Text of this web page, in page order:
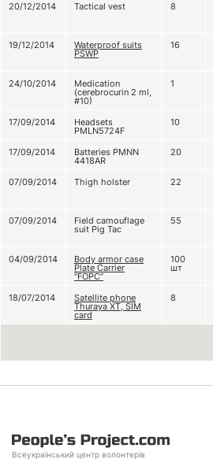
20/12/2014
Tactical vest 8
19/12/2014
Waterproof suits
PSWP
16
24/10/2014
Medication
(cerebrocurin 2 ml,
#10)
1
17/09/2014
Headsets
PMLN5724F
10
17/09/2014
Batteries PMNN
4418AR
20
07/09/2014
Thigh holster 22
07/09/2014
Field camouflage
suit Pig Tac
55
04/09/2014
Body armor case
Plate Carrier
“FOPC”
100
шт
18/07/2014
Satellite phone
Thuraya XT, SIM
card
8
Всеукраїнський центр волонтерів